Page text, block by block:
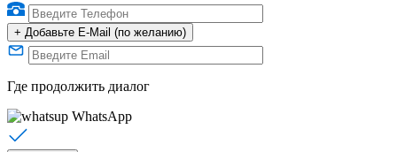
+ Добавьте E-Mail (по желанию)
Где продолжить диалог
WhatsApp